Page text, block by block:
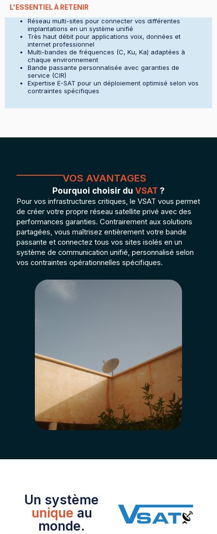
L'ESSENTIEL À RETENIR
Réseau multi-sites pour connecter vos différentes
implantations en un système unifié
Très haut débit pour applications voix, données et
internet professionnel
Multi-bandes de fréquences (C, Ku, Ka) adaptées à
chaque environnement
Bande passante personnalisée avec garanties de
service (CIR)
Expertise E-SAT pour un déploiement optimisé selon vos
contraintes spécifiques
VOS AVANTAGES
Pourquoi choisir du VSAT ?
Pour vos infrastructures critiques, le VSAT vous permet
de créer votre propre réseau satellite privé avec des
performances garanties. Contrairement aux solutions
partagées, vous maîtrisez entièrement votre bande
passante et connectez tous vos sites isolés en un
système de communication unifié, personnalisé selon
vos contraintes opérationnelles spécifiques.
Un système
unique au
monde.